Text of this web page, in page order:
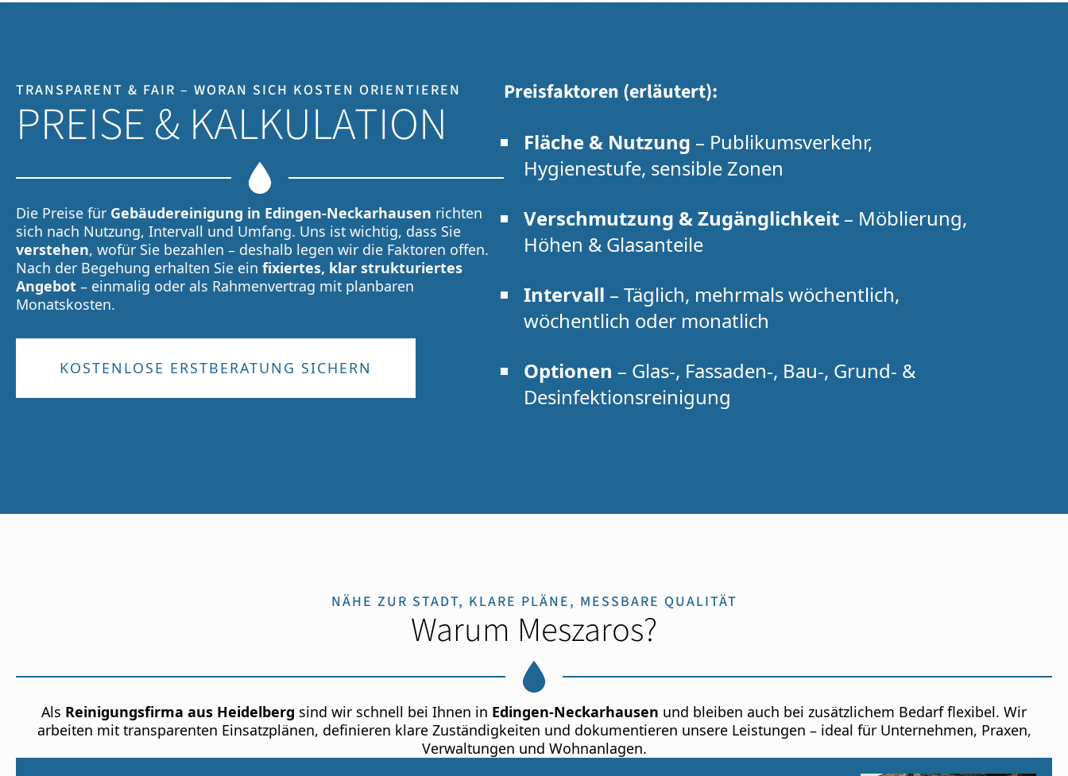
TRANSPARENT & FAIR – WORAN SICH KOSTEN ORIENTIEREN
PREISE & KALKULATION
Die Preise für Gebäudereinigung in Edingen-Neckarhausen richten
sich nach Nutzung, Intervall und Umfang. Uns ist wichtig, dass Sie
verstehen, wofür Sie bezahlen – deshalb legen wir die Faktoren offen.
Nach der Begehung erhalten Sie ein fixiertes, klar strukturiertes
Angebot – einmalig oder als Rahmenvertrag mit planbaren
Monatskosten.
KOSTENLOSE ERSTBERATUNG SICHERN
Preisfaktoren (erläutert):
Fläche & Nutzung – Publikumsverkehr,
Hygienestufe, sensible Zonen
Verschmutzung & Zugänglichkeit – Möblierung,
Höhen & Glasanteile
Intervall – Täglich, mehrmals wöchentlich,
wöchentlich oder monatlich
Optionen – Glas-, Fassaden-, Bau-, Grund- &
Desinfektionsreinigung
NÄHE ZUR STADT, KLARE PLÄNE, MESSBARE QUALITÄT
Warum Meszaros?
Als Reinigungsfirma aus Heidelberg sind wir schnell bei Ihnen in Edingen-Neckarhausen und bleiben auch bei zusätzlichem Bedarf flexibel. Wir
arbeiten mit transparenten Einsatzplänen, definieren klare Zuständigkeiten und dokumentieren unsere Leistungen – ideal für Unternehmen, Praxen,
Verwaltungen und Wohnanlagen.